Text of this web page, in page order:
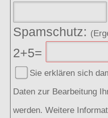
Spamschutz:
2+5=
Sie erklären sich
Daten zur Bearbeitung
werden. Weitere